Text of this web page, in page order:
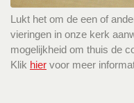
Lukt het om de een of
vieringen in onze kerk
mogelijkheid om thuis de
Klik hier voor meer